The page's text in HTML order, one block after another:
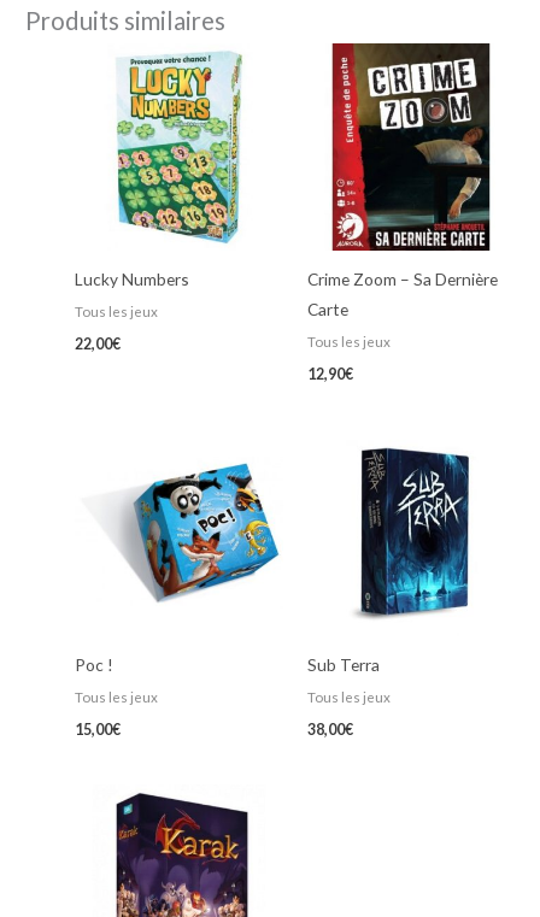
Produits similaires
Lucky Numbers
Tous les jeux
22,00€
Crime Zoom – Sa Dernière
Carte
Tous les jeux
12,90€
Poc !
Tous les jeux
15,00€
Sub Terra
Tous les jeux
38,00€